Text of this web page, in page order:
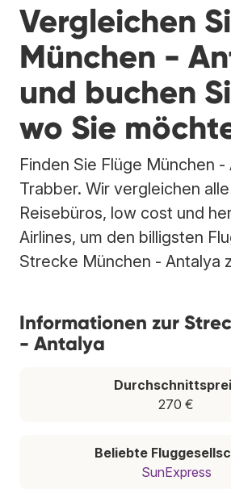
Vergleichen
München -
und buchen
wo Sie
Finden Sie Flüge München -
Trabber. Wir vergleichen
Reisebüros, low cost und
Airlines, um den billigsten
Strecke München - Antalya
Informationen zur
- Antalya
270 €
Beliebte
SunExpress